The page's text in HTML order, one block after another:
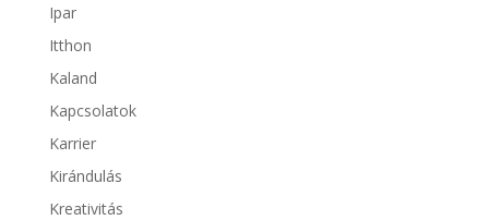
Ipar
Itthon
Kaland
Kapcsolatok
Karrier
Kirándulás
Kreativitás